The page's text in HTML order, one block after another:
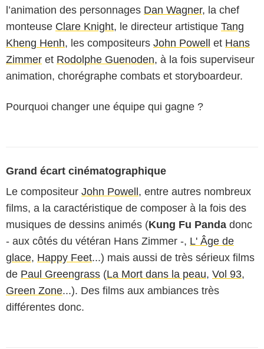
l’animation des personnages Dan Wagner, la chef
monteuse Clare Knight, le directeur artistique Tang
Kheng Henh, les compositeurs John Powell et Hans
Zimmer et Rodolphe Guenoden, à la fois superviseur
animation, chorégraphe combats et storyboardeur.
Pourquoi changer une équipe qui gagne ?
Grand écart cinématographique
Le compositeur John Powell , entre autres nombreux
films, a la caractéristique de composer à la fois des
musiques de dessins animés (Kung Fu Panda donc
- aux côtés du vétéran Hans Zimmer -, L' Âge de
glace, Happy Feet...) mais aussi de très sérieux films
de Paul Greengrass (La Mort dans la peau, Vol 93,
Green Zone...). Des films aux ambiances très
différentes donc.